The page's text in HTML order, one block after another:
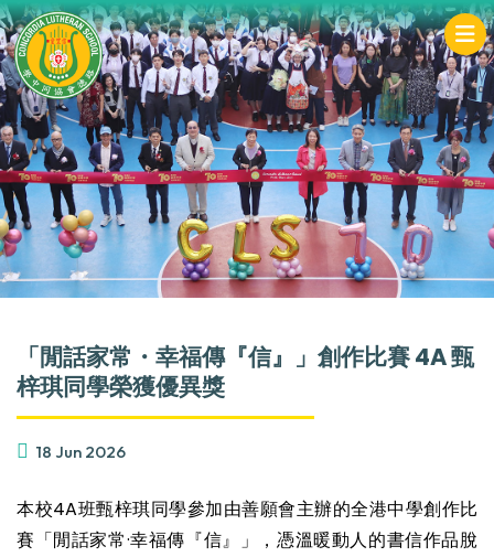
「閒話家常・幸福傳『信』」創作比賽 4A 甄
梓琪同學榮獲優異獎
18 Jun 2026
本校4A班甄梓琪同學參加由善願會主辦的全港中學創作比
賽「閒話家常·幸福傳『信』」，憑溫暖動人的書信作品脫